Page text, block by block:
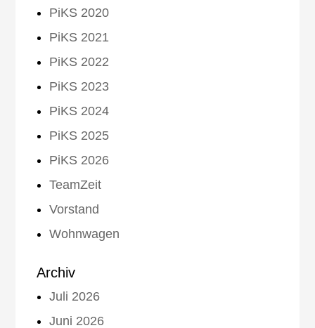
PiKS 2020
PiKS 2021
PiKS 2022
PiKS 2023
PiKS 2024
PiKS 2025
PiKS 2026
TeamZeit
Vorstand
Wohnwagen
Archiv
Juli 2026
Juni 2026